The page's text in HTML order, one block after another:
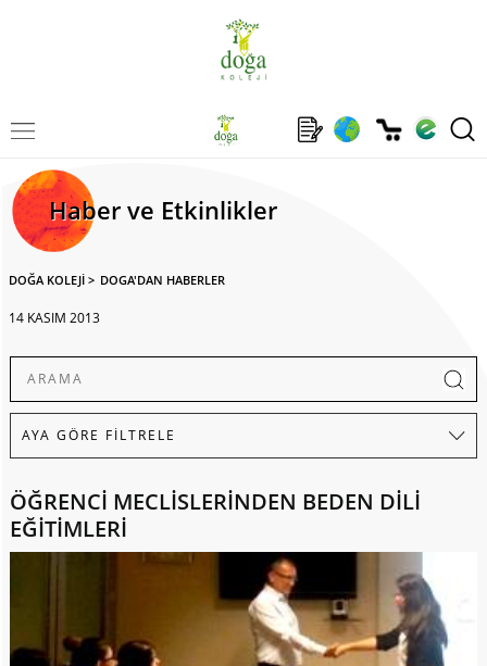
Haber ve Etkinlikler
DOĞA KOLEJİ > DOGA'DAN HABERLER
14 KASIM 2013
ÖĞRENCİ MECLİSLERİNDEN BEDEN DİLİ
EĞİTİMLERİ